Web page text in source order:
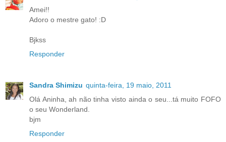
Amei!!
Adoro o mestre gato! :D
Bjkss
Responder
Sandra Shimizu quinta-feira, 19 maio, 2011
Olá Aninha, ah não tinha visto ainda o seu...tá muito FOFO
o seu Wonderland.
bjm
Responder